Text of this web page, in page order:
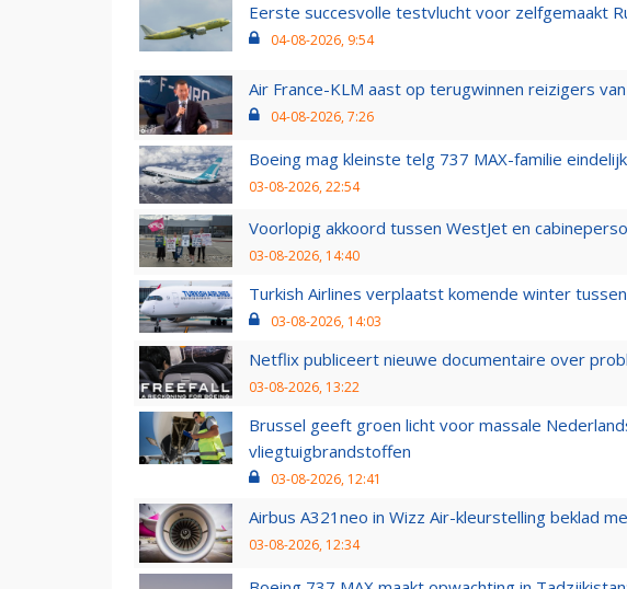
Eerste succesvolle testvlucht voor zelfgemaakt
04-08-2026, 9:54
Air France-KLM aast op terugwinnen reizigers
04-08-2026, 7:26
Boeing mag kleinste telg 737 MAX-familie
03-08-2026, 22:54
Voorlopig akkoord tussen WestJet en
03-08-2026, 14:40
Turkish Airlines verplaatst komende winter
03-08-2026, 14:03
Netflix publiceert nieuwe documentaire over
03-08-2026, 13:22
Brussel geeft groen licht voor massale
vliegtuigbrandstoffen
03-08-2026, 12:41
Airbus A321neo in Wizz Air-kleurstelling beklad
03-08-2026, 12:34